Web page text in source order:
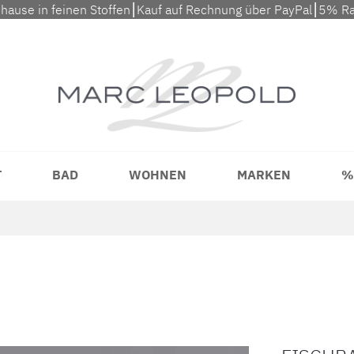
in feinen Stoffen⎮Kauf auf Rechnung über PayPal⎮5%
BAD WOHNEN MARKEN